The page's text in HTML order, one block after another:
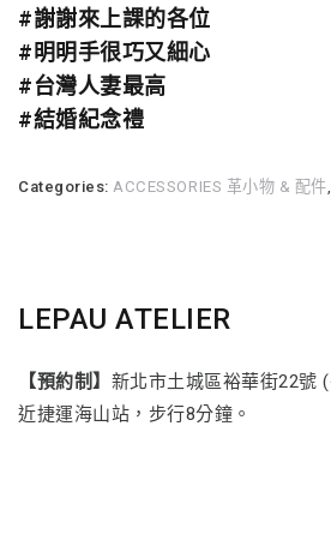
#謝謝來上課的各位
#明明手很巧又細心
#台灣人妻最高
#結婚紀念禮
Categories:ACCESSORIES 革小物 & 配件,
LEPAU ATELIER
【預約制】 新北市土城區裕華街22號
近捷運海山站，步行8分鐘。